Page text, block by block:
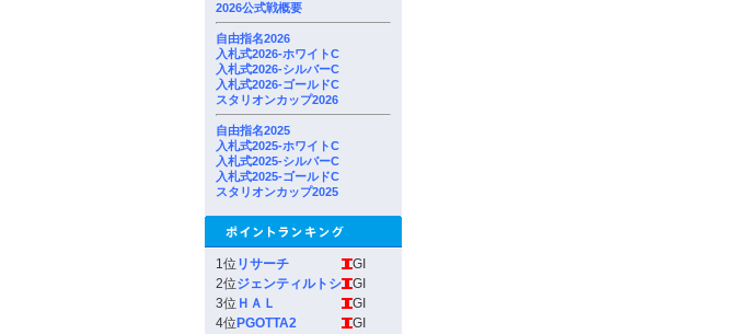
2026公式戦概要
自由指名2026
入札式2026-ホワイトC
入札式2026-シルバーC
入札式2026-ゴールドC
スタリオンカップ2026
自由指名2025
入札式2025-ホワイトC
入札式2025-シルバーC
入札式2025-ゴールドC
スタリオンカップ2025
1位 リサーチ
GI
2位ジェンティルトシ
GI
3位 ＨＡＬ
GI
4位 PGOTTA2
GI